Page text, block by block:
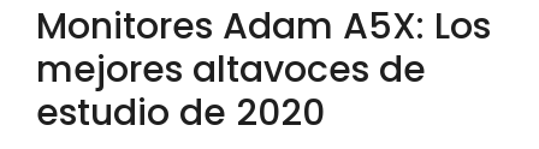
Monitores Adam A5X: Los
mejores altavoces de
estudio de 2020